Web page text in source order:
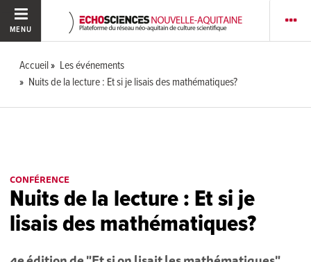
MENU
Accueil
Les événements
Nuits de la lecture : Et si je lisais des mathématiques?
CONFÉRENCE
Nuits de la lecture : Et si je
lisais des mathématiques?